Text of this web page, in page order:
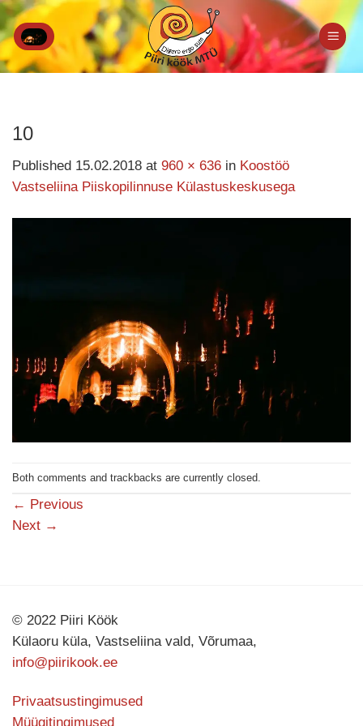
Skip
to
content
10
Published 15.02.2018 at 960 × 636 in Koostöö
Vastseliina Piiskopilinnuse Külastuskeskusega
Both comments and trackbacks are currently closed.
← Previous
Next →
© 2022 Piiri Köök
Külaoru küla, Vastseliina vald, Võrumaa,
info@piirikook.ee
Privaatsustingimused
Müügitingimused